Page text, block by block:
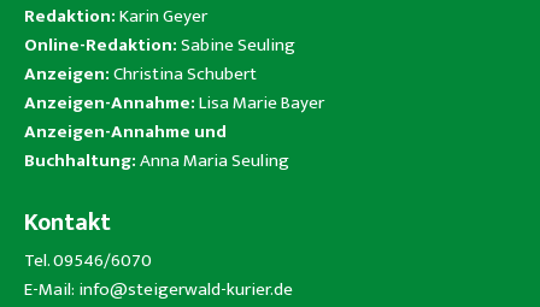
Redaktion:Karin Geyer
Online-Redaktion:Sabine Seuling
Anzeigen:Christina Schubert
Anzeigen-Annahme:Lisa Marie Bayer
Anzeigen-Annahme und
Buchhaltung:Anna Maria Seuling
Kontakt
Tel. 09546/6070
E-Mail: info@steigerwald-kurier.de